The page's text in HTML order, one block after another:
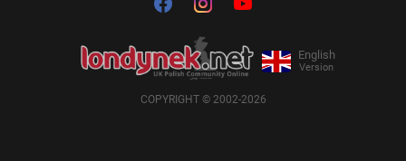
English
Version
COPYRIGHT © 2002-2026